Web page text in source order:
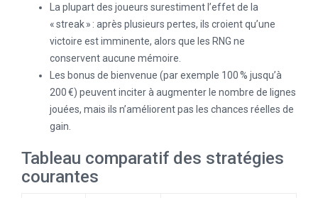
La plupart des joueurs surestiment l’effet de la
« streak » : après plusieurs pertes, ils croient qu’une
victoire est imminente, alors que les RNG ne
conservent aucune mémoire.
Les bonus de bienvenue (par exemple 100 % jusqu’à
200 €) peuvent inciter à augmenter le nombre de lignes
jouées, mais ils n’améliorent pas les chances réelles de
gain.
Tableau comparatif des stratégies
courantes